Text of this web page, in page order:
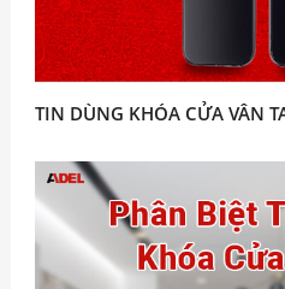
TIN DÙNG KHÓA CỬA VÂN